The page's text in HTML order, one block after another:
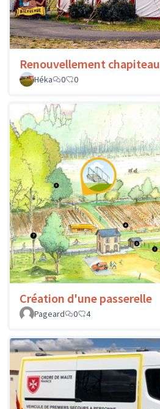
Renouvellement chapiteau
Héka
0 0
Création d'une passerelle
Pageard
0 4